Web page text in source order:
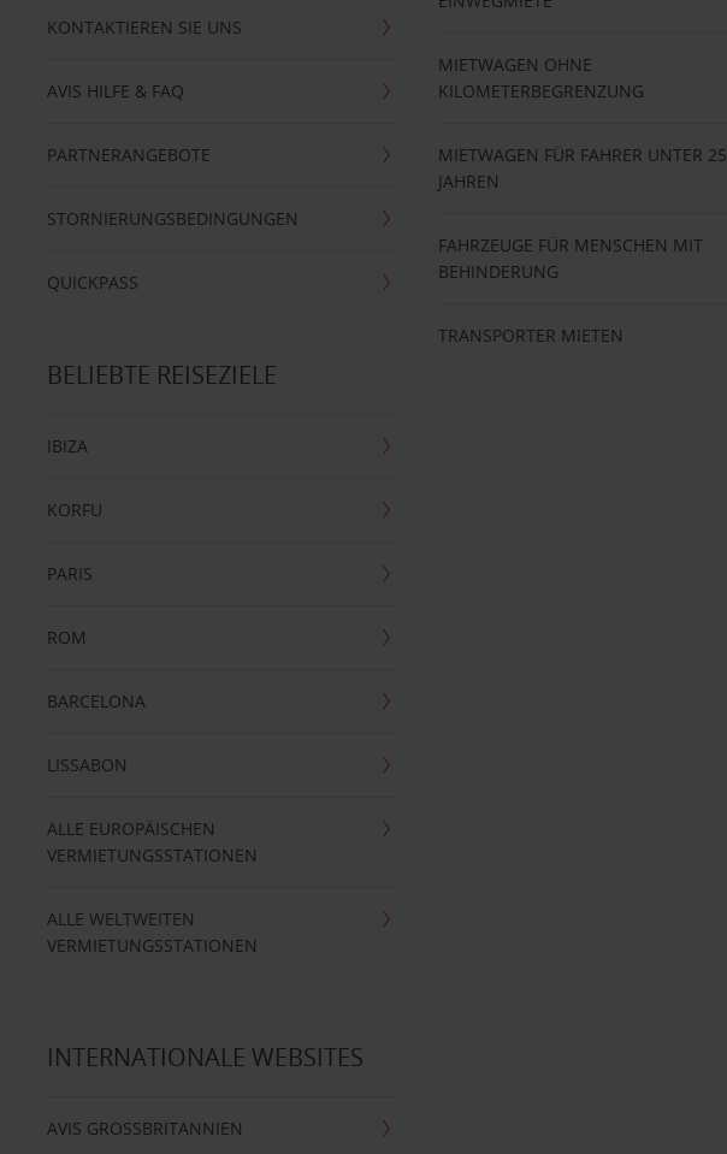
KONTAKTIEREN SIE UNS
AVIS HILFE & FAQ
PARTNERANGEBOTE
STORNIERUNGSBEDINGUNGEN
QUICKPASS
MIETWAGEN OHNE
KILOMETERBEGRENZUNG
MIETWAGEN FÜR FAHRER UNTER 25
JAHREN
FAHRZEUGE FÜR MENSCHEN MIT
BEHINDERUNG
TRANSPORTER MIETEN
BELIEBTE REISEZIELE
IBIZA
KORFU
PARIS
ROM
BARCELONA
LISSABON
ALLE EUROPÄISCHEN
VERMIETUNGSSTATIONEN
ALLE WELTWEITEN
VERMIETUNGSSTATIONEN
INTERNATIONALE WEBSITES
AVIS GROSSBRITANNIEN